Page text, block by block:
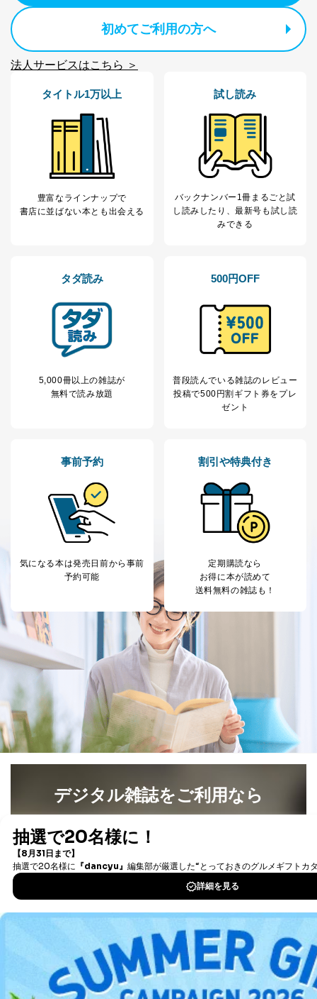
上記２．の利用目的を実施するために守秘義務を結ん
だ企業に、業務の一部として個人情報の取扱いを委
託・提供する場合、その業務に必要な範囲で委託・提
委託・提供先企業は具体的には以下のような企業です
が、これらに限りません。
委託先：カスタマーサポート支援会社 、クレジッ
トカード決済などの決済代行・料金回収会社、広
告配信サービス会社
提供先：出版社、出版物発売元、卸売会社、販売
店など商品の供給者、梱包会社、配送会社、新聞
販売店などの梱包・配送・配達会社
４．開示対象個人情報の「開示」「訂正」等の請求につ
いて
当社は、本人から、開示対象個人情報について利用目的
は、本人に遅滞無くその旨を通知するとともに、理由を
説明させていただきます。
①利用目的を本人に通知し、又は公表することによって
本人又は第三者の生命、身体、財産その他の権利利益を
害するおそれがある場合
②利用目的を本人に通知し、又は公表することによって
場合
③国の機関又は地方公共団体が法令の定める事務を遂行
することに対して協力する必要がある場合であって、利
たはその代理人からの利用目的の通知、開示、変更等
（内容の訂正、追加または削除）、利用停止等（「利用
の停止または消去」「第三者への提供の停止」）の求め
に対応させていただいております。 当社顧客の皆様の
個人情報は「マイページ」にログインしていただくこと
す。マイページをご利用いただけない方、その他の方に
つきましては、下記Aをご覧ください。 また、ご登録い
ただいた個人情報のうち、市町村などの名称および郵便
番号、金融機関の名称あるいはクレジットカードの有効
期限など、商品のお届けやご請求を行う上で支障がある
情報に変更があった場合には、当社が登録情報を変更さ
せていただく場合があります。
A.開示等の求めの申し出先、提出していただく書面等
開示等の求めは、電話又は電子メールにて下記までお申
し付けください。開示等の求めに際して提出していただ
く書面等については、その際にご案内いたします。
■電話による場合
TEL:0570-200-223
株式会社富士山マガジンサービス 個人情報問い合わせ
受付時間：10:00～17:00（土、日、祝、年末年始休業）
■電子メールによる場合
e-mail：cs@fujisan.co.jp
B.開示等の対応に際して、以下記載の項目のうち2項目
以上での本人確認を実施させていただきます。
商品を購入された個人のお客様：氏名、住所、電話番
号、顧客番号、メールアドレス
商品を購入された法人のお客様：氏名、会社名、部署
採用に応募された方：氏名、住所、所属学校（会社）
お取引先様：会社名、部署名、氏名、住所
株主様：氏名、住所、（会社名）
初めてご利用の方へ
法人サービスはこちら ＞
タイトル1万以上
豊富なラインナップで
書店に並ばない本とも出会える
試し読み
バックナンバー1冊まるごと試
し読み したり、最新号も試し読
みできる
タダ読み
5,000冊以上の雑誌が
無料で読み放題
500円OFF
普段読んでいる雑誌のレビュー
投稿で500円割ギフト券をプレ
ゼント
事前予約
気になる本は発売日前から事前
予約可能
割引や特典付き
定期購読なら
お得に本が読めて
送料無料の雑誌も！
デジタル雑誌をご利用なら
書籍）が無料で読み放題！
DOWNLOAD FOR IOS
DOWNLOAD FOR ANDROID
ご利用方法はこちら